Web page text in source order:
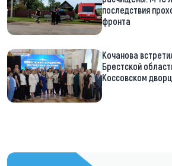
последствия
фронта
Кочанова
Брестской
Коссовском
https://t.me/minskctvby